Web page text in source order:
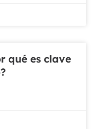
qué es clave